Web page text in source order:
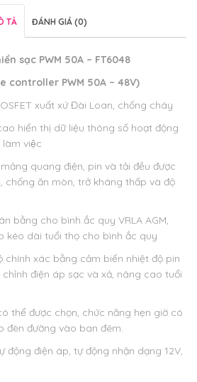
TẢ ĐÁNH GIÁ (0)
sạc PWM 50A – FT6048
controller PWM 50A – 48V)
xuất xứ Đài Loan, chống cháy
hiển thị dữ liệu thông số hoạt động
làm việc
quang điện, pin và tải đều được
chống ăn mòn, trở kháng thấp và độ
bằng cho bình ắc quy VRLA AGM,
kéo dài tuổi thọ cho bình ắc quy
chính xác bằng cảm biến nhiệt độ pin
điện áp sạc và xả, nâng cao tuổi
thể được chọn, chức năng hẹn giờ có
đèn đường vào ban đêm.
động điện áp, tự động nhận dạng 12V,